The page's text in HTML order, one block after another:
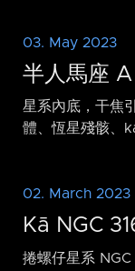
03. May 2023
半人馬座
星系內底，干焦
體、恆星殘骸、
02. March 2023
Kā NGC
捲螺仔星系